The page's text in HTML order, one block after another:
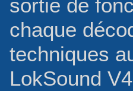
sortie de
chaque
techniques
LokSound